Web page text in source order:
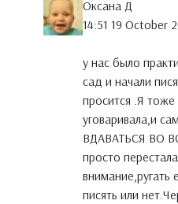
Оксана Д
14:51 19 October
у нас было
сад и начали
просится .Я тоже
уговаривала,и
ВДАВАТЬСЯ ВО
просто
внимание,ругать
писять или